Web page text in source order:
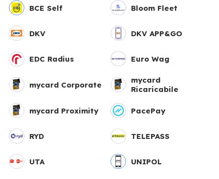
BCE Self Bloom Fleet
DKV DKV APP&GO
EDC Radius Euro Wag
mycard Corporate
mycard
Ricaricabile
mycard Proximity PacePay
RYD TELEPASS
UTA UNIPOL